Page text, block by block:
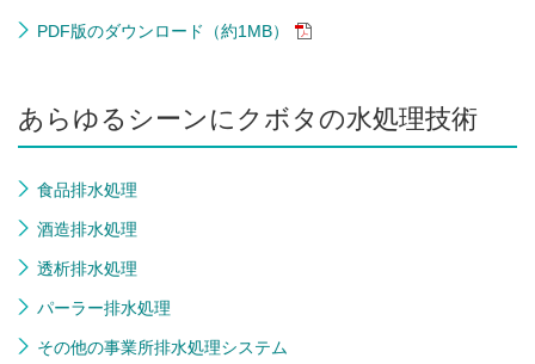
PDF版のダウンロード（約1MB）
あらゆるシーンにクボタの水処理技術
食品排水処理
酒造排水処理
透析排水処理
パーラー排水処理
その他の事業所排水処理システム